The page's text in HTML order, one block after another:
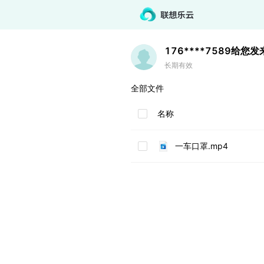
176****7589给您发
长期有效
全部文件
名称
一车口罩.mp4